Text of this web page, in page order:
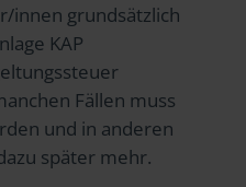
innen grundsätzlich
KAP
Fällen muss
und in anderen
später mehr.